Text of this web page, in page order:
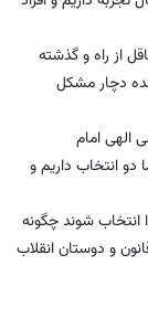
از راه و گذشته
دچار مشکل
الهی امام
انتخاب داریم و
انتخاب شوند چگونه
و دوستان انقلاب